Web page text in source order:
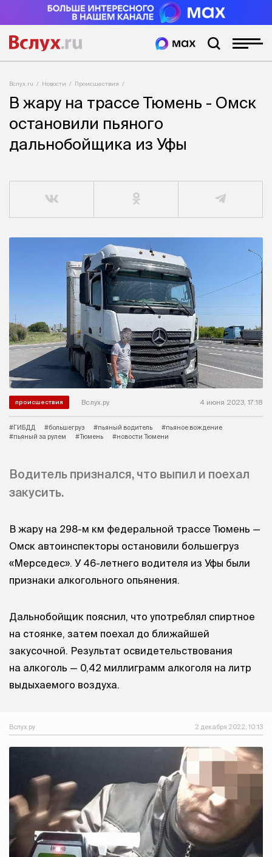
Вслух.ru Новости Происшествия
В жару на трассе Тюмень - Омск
остановили пьяного
дальнобойщика из Уфы
происшествия Вслух.ру 4 июня 2023, 17:18
#ГИБДД #большегруз #пьяный водитель
#пьяное вождение
#пьяный за рулем
#Тюмень #новости Тюмени
Водитель признался, что выпил и поехал
закусить.
В жару на 298-м км федеральной трассе Тюмень —
Омск автоинспекторы остановили большегруз
«Мерседес». У 46-летнего водителя из Уфы были
признаки алкогольного опьянения.
Дальнобойщик пояснил, что употреблял спиртное
на стоянке, затем поехал до ближайшей
закусочной. Результат освидетельствования
на алкоголь — 0,42 миллиграмм алкоголя на литр
выдыхаемого воздуха.
Вслух.ру 2 декабря 2022, 10:13